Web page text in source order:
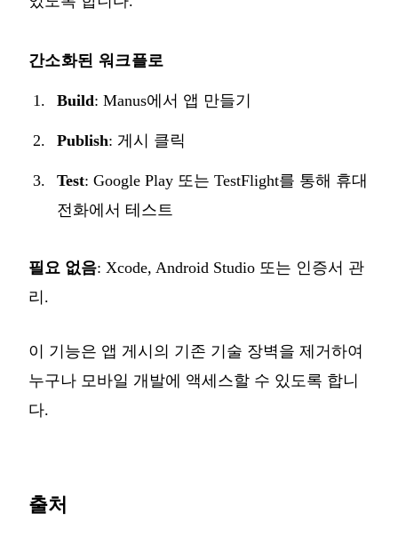
간소화된 워크플로
Build: Manus에서 앱 만들기
Publish: 게시 클릭
Test: Google Play 또는 TestFlight를 통해 휴대
전화에서 테스트
필요 없음: Xcode, Android Studio 또는 인증서 관
리.
이 기능은 앱 게시의 기존 기술 장벽을 제거하여
누구나 모바일 개발에 액세스할 수 있도록 합니
다.
출처